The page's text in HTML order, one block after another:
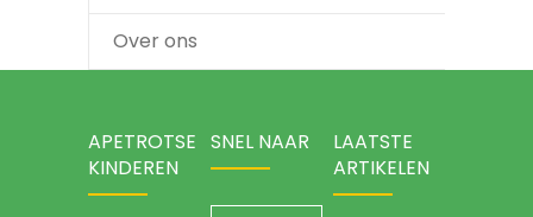
Over ons
APETROTSE
KINDEREN
SNEL NAAR
LAATSTE
ARTIKELEN